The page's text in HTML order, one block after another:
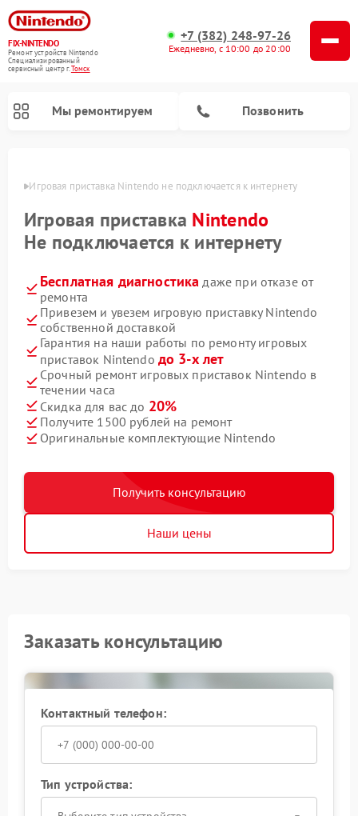
FIX-NINTENDO
Ремонт устройств Nintendo
Специализированный
cервисный центр г.Томск
+7 (382) 248-97-26
Ежедневно, с 10:00 до 20:00
Мы ремонтируем Позвонить
Игровая приставка Nintendo не подключается к интернету
Игровая приставка Nintendo
Не подключается к интернету
Бесплатная диагностика даже при отказе от
ремонта
Привезем и увезем игровую приставку Nintendo
собственной доставкой
Гарантия на наши работы по ремонту игровых
приставок Nintendo до 3-х лет
Срочный ремонт игровых приставок Nintendo в
течении часа
Скидка для вас до 20%
Получите 1500 рублей на ремонт
Оригинальные комплектующие Nintendo
Получить консультацию
Наши цены
Заказать консультацию
Контактный телефон:
Тип устройства: